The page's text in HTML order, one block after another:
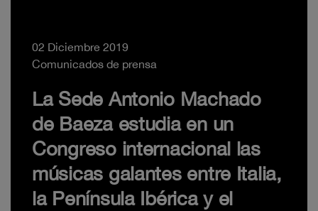
02 Diciembre 2019
Comunicados de prensa
La Sede Antonio Machado
de Baeza estudia en un
Congreso internacional las
músicas galantes entre Italia,
la Península Ibérica y el